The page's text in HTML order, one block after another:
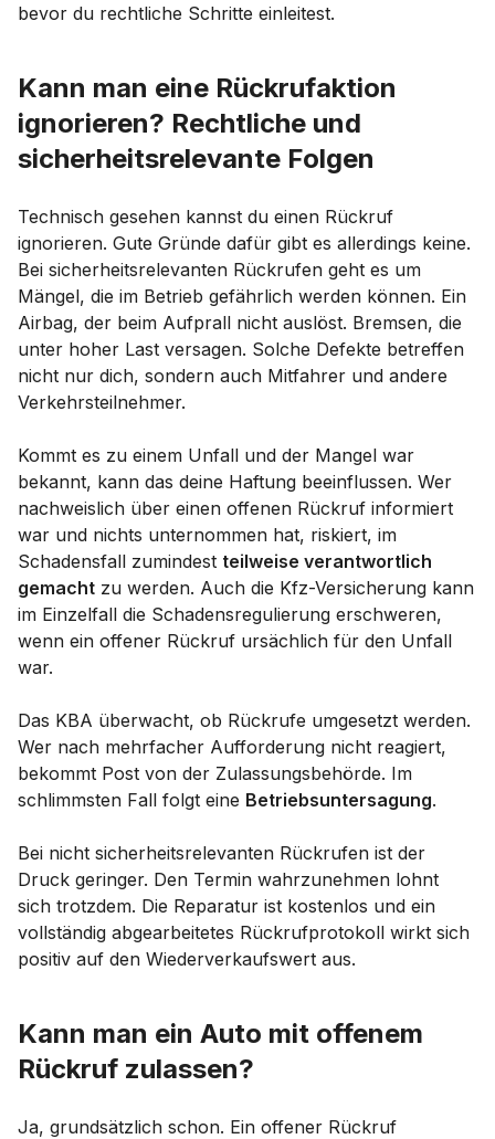
bevor du rechtliche Schritte einleitest.
Kann man eine Rückrufaktion
ignorieren? Rechtliche und
sicherheitsrelevante Folgen
Technisch gesehen kannst du einen Rückruf
ignorieren. Gute Gründe dafür gibt es allerdings keine.
Bei sicherheitsrelevanten Rückrufen geht es um
Mängel, die im Betrieb gefährlich werden können. Ein
Airbag, der beim Aufprall nicht auslöst. Bremsen, die
unter hoher Last versagen. Solche Defekte betreffen
nicht nur dich, sondern auch Mitfahrer und andere
Verkehrsteilnehmer.
Kommt es zu einem Unfall und der Mangel war
bekannt, kann das deine Haftung beeinflussen. Wer
nachweislich über einen offenen Rückruf informiert
war und nichts unternommen hat, riskiert, im
Schadensfall zumindest teilweise verantwortlich
gemacht zu werden. Auch die Kfz-Versicherung kann
im Einzelfall die Schadensregulierung erschweren,
wenn ein offener Rückruf ursächlich für den Unfall
war.
Das KBA überwacht, ob Rückrufe umgesetzt werden.
Wer nach mehrfacher Aufforderung nicht reagiert,
bekommt Post von der Zulassungsbehörde. Im
schlimmsten Fall folgt eine Betriebsuntersagung.
Bei nicht sicherheitsrelevanten Rückrufen ist der
Druck geringer. Den Termin wahrzunehmen lohnt
sich trotzdem. Die Reparatur ist kostenlos und ein
vollständig abgearbeitetes Rückrufprotokoll wirkt sich
positiv auf den Wiederverkaufswert aus.
Kann man ein Auto mit offenem
Rückruf zulassen?
Ja, grundsätzlich schon. Ein offener Rückruf